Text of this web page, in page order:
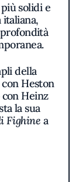
solidi e
della
Heston
Heinz
la sua
Fighine a
approda